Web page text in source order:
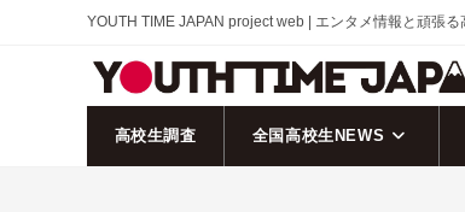
YOUTH TIME JAPAN project web | エンタメ情報と頑張
高校生調査 全国高校生NEWS